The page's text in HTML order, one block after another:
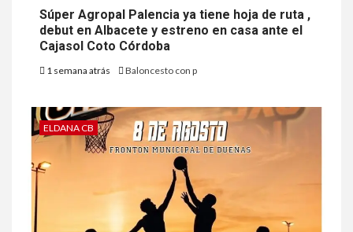
Súper Agropal Palencia ya tiene hoja de ruta ,
debut en Albacete y estreno en casa ante el
Cajasol Coto Córdoba
1 semana atrás Baloncesto con p
ELDANA CB